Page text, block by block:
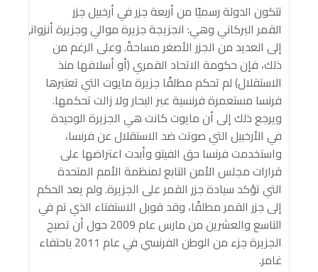
تتكون الدولة رسميًا من أربعة جزر في أرخبيل جزر
القمر البركاني وهي: انجزيجة جزيرة موالي وجزيرة أنزواني
إلى العديد من الجزر الأصغر مساحةً. وعلى الرغم من
ذلك، فإن حكومة الاتحاد القمري (أو أسلافها منذ
الاستقلال) لم تحكم مطلقًا جزيرة مايوت التي تعتبرها
فرنسا مستعمرة فرنسية عبر البحار ولا زالت تحكمها.
ويرجع ذلك إلى أن مايوت كانت هي الجزيرة الوحيدة
في الأرخبيل التي صوتت ضد الاستقلال عن فرنسا،
واستخدمت فرنسا حق الفيتو وأبدت اعتراضها على
قرارات مجلس الأمن التابع لمنظمة الأمم المتحدة
التي تؤكد سيادة جزر القمر على الجزيرة. ولم يعد الحكم
إلى جزر القمر مطلقًا، وقد قوبل الاستفتاء الذي تم في
التاسع والعشرين من مارس عام 2009 حول أن تصبح
الجزيرة جزء من الوطن الفرنسي في عام 2011 باحتفاء
غامر.